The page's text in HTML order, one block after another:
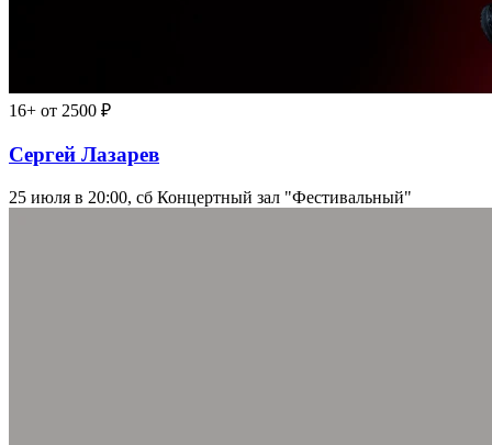
16+ от 2500 ₽
Сергей Лазарев
25 июля в 20:00, сб Концертный зал "Фестивальный"